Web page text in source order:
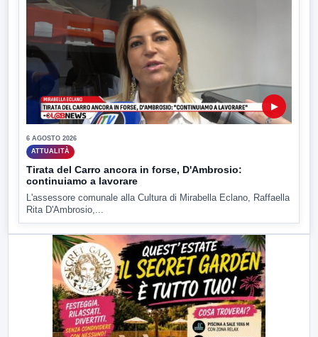
▶
6 AGOSTO 2026
ATTUALITÀ
Tirata del Carro ancora in forse, D'Ambrosio:
continuiamo a lavorare
L'assessore comunale alla Cultura di Mirabella Eclano, Raffaella
Rita D'Ambrosio,...